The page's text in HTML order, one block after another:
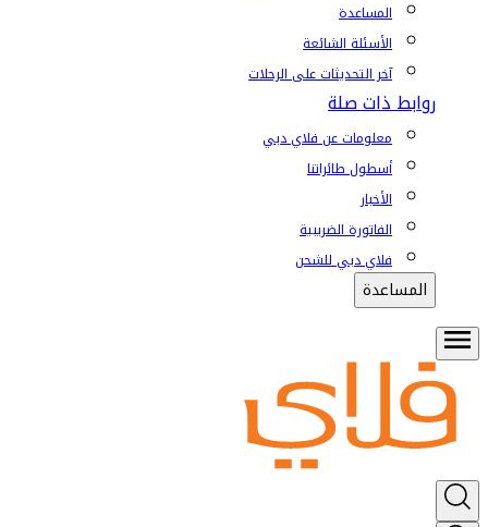
المساعدة
الأسئلة الشائعة
آخر التحديثات على الرحلات
روابط ذات صلة
معلومات عن فلاي دبي
أسطول طائراتنا
الأخبار
الفاتورة الضريبية
فلاي دبي للشحن
المساعدة